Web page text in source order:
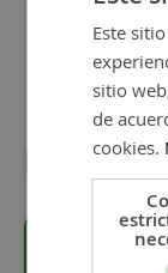
Detalles
Este
sitio
de
cookies.